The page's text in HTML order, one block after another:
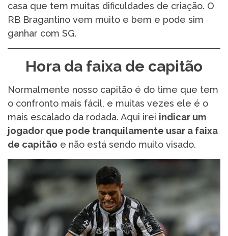
casa que tem muitas dificuldades de criação. O
RB Bragantino vem muito e bem e pode sim
ganhar com SG.
Hora da faixa de capitão
Normalmente nosso capitão é do time que tem
o confronto mais fácil, e muitas vezes ele é o
mais escalado da rodada. Aqui irei indicar um
jogador que pode tranquilamente usar a faixa
de capitão e não está sendo muito visado.